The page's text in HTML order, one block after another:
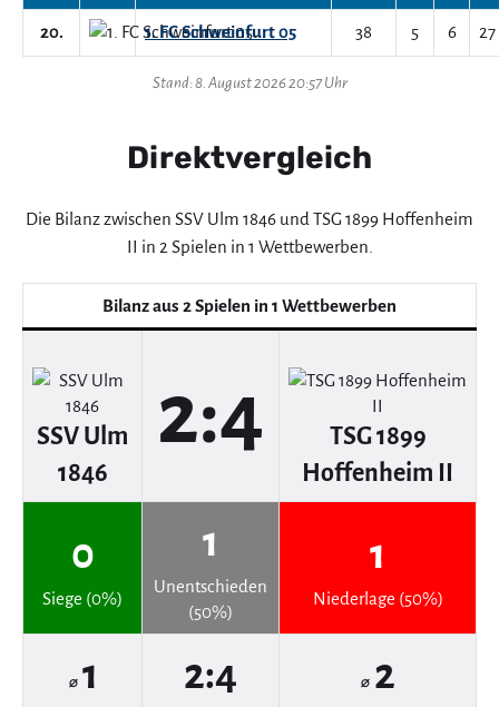
20. 1. FC Schweinfurt 05 38 5 6 27
Stand: 8. August 2026 20:57 Uhr
Direktvergleich
Die Bilanz zwischen SSV Ulm 1846 und TSG 1899 Hoffenheim
II in 2 Spielen in 1 Wettbewerben.
Bilanz aus 2 Spielen in 1 Wettbewerben
SSV Ulm
1846
2:4
TSG 1899
Hoffenheim II
0
Siege (0%)
1
Unentschieden
(50%)
1
Niederlage (50%)
⌀ 1 2:4 ⌀ 2